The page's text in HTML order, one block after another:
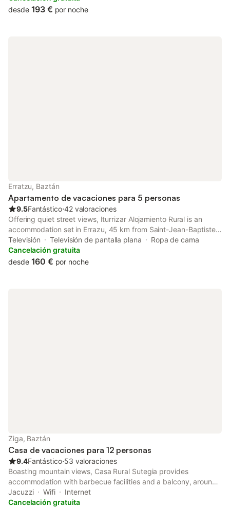
desde 193 € por noche
Erratzu, Baztán
Apartamento de vacaciones para 5 personas
9.5Fantástico⋅42 valoraciones
Offering quiet street views, Iturrizar Alojamiento Rural is an
accommodation set in Errazu, 45 km from Saint-Jean-Baptiste
Church and 45 km from Biarritz Train Station.
Televisión Televisión de pantalla plana
Ropa de cama
Cancelación gratuita
desde 160 € por noche
Ziga, Baztán
Casa de vacaciones para 12 personas
9.4Fantástico⋅53 valoraciones
Boasting mountain views, Casa Rural Sutegia provides
accommodation with barbecue facilities and a balcony, around
41 km from Pamplona Catedral. With garden views, this
accommodation features a patio.
Jacuzzi Wifi
Internet
Cancelación gratuita